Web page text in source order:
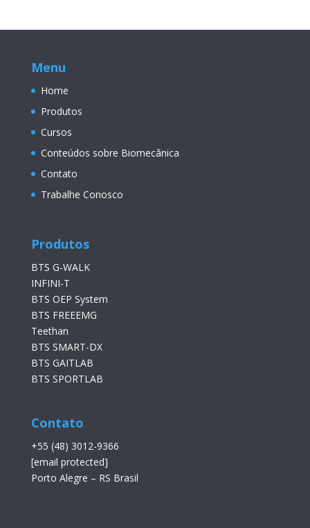
Menu
Home
Produtos
Cursos
Conteúdos sobre Biomecânica
Contato
Trabalhe Conosco
Produtos
BTS G-WALK
INFINI-T
BTS OEP System
BTS FREEEMG
Teethan
BTS SMART-DX
BTS GAITLAB
BTS SPORTLAB
Contato
+55 (48) 3012-9366
[email protected]
Porto Alegre – RS Brasil